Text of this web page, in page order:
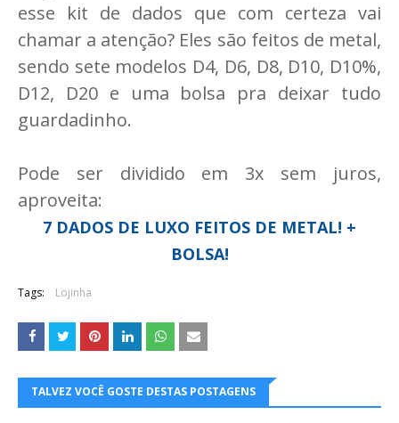
esse kit de dados que com certeza vai
chamar a atenção? Eles são feitos de metal,
sendo sete modelos D4, D6, D8, D10, D10%,
D12, D20 e uma bolsa pra deixar tudo
guardadinho.
Pode ser dividido em 3x sem juros,
aproveita:
7 DADOS DE LUXO FEITOS DE METAL! +
BOLSA!
Tags: Lojinha
TALVEZ VOCÊ GOSTE DESTAS POSTAGENS